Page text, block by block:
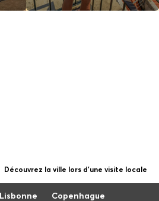
Découvrez la ville lors d'une visite locale
Lisbonne
Copenhague